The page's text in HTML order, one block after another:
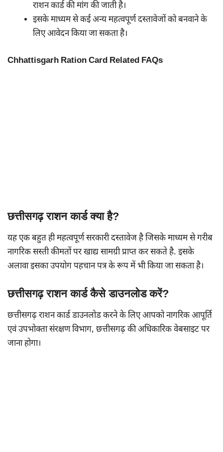
राशन कार्ड की मांग की जाती है।
इसके माध्यम से कई अन्य महत्वपूर्ण दस्तावेजों को बनवाने के
लिए आवेदन किया जा सकता है।
Chhattisgarh Ration Card Related FAQs
छत्तीसगढ़ राशन कार्ड क्या है?
यह एक बहुत ही महत्वपूर्ण सरकारी दस्तावेज है जिसके माध्यम से गरीब
नागरिक सस्ती कीमतों पर खाद्य सामग्री प्राप्त कर सकते है. इसके
अलावा इसका उपयोग पहचान पत्र के रूप में भी किया जा सकता है।
छत्तीसगढ़ राशन कार्ड कैसे डाउनलोड करें?
छत्तीसगढ़ राशन कार्ड डाउनलोड करने के लिए आपको नागरिक आपूर्ति
एवं उपभोक्ता संरक्षण विभाग, छत्तीसगढ़ की अधिकारिक वेबसाइट पर
जाना होगा।